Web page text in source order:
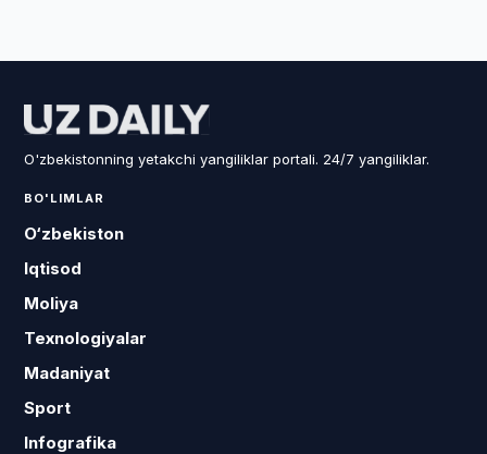
O'zbekistonning yetakchi yangiliklar portali. 24/7 yangiliklar.
BO'LIMLAR
O‘zbekiston
Iqtisod
Moliya
Texnologiyalar
Madaniyat
Sport
Infografika